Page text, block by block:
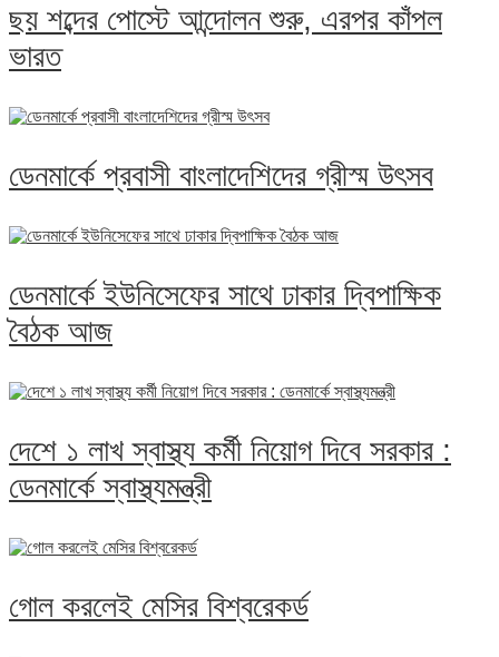
ছয় শব্দের পোস্টে আন্দোলন শুরু, এরপর কাঁপল
ভারত
ডেনমার্কে প্রবাসী বাংলাদেশিদের গ্রীস্ম উৎসব
ডেনমার্কে ইউনিসেফের সাথে ঢাকার দ্বিপাক্ষিক
বৈঠক আজ
দেশে ১ লাখ স্বাস্থ্য কর্মী নিয়োগ দিবে সরকার :
ডেনমার্কে স্বাস্থ্যমন্ত্রী
গোল করলেই মেসির বিশ্বরেকর্ড